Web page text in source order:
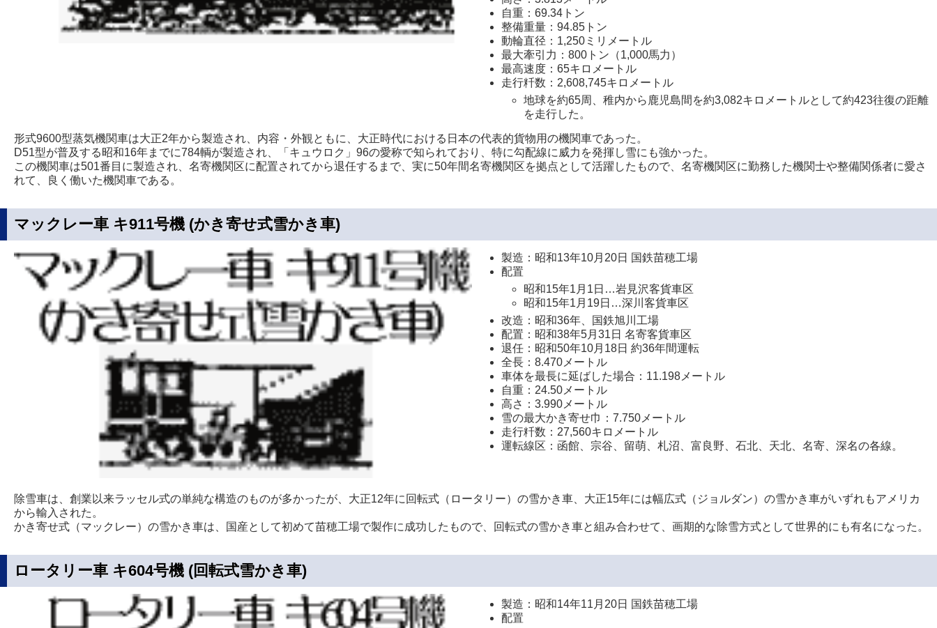
自重：69.34トン
整備重量：94.85トン
動輪直径：1,250ミリメートル
最大牽引力：800トン（1,000馬力）
最高速度：65キロメートル
走行粁数：2,608,745キロメートル
地球を約65周、稚内から鹿児島間を約3,082キロメートルとして約423往復の距離
を走行した。
形式9600型蒸気機関車は大正2年から製造され、内容・外観ともに、大正時代における日本の代表的貨物用の機関車であった。
D51型が普及する昭和16年までに784輌が製造され、「キュウロク」96の愛称で知られており、特に勾配線に威力を発揮し雪にも強かった。
この機関車は501番目に製造され、名寄機関区に配置されてから退任するまで、実に50年間名寄機関区を拠点として活躍したもので、名寄機関区に勤務した機関士や整備関係者に愛さ
れて、良く働いた機関車である。
マックレー車 キ911号機 (かき寄せ式雪かき車)
製造：昭和13年10月20日 国鉄苗穂工場
配置
昭和15年1月1日…岩見沢客貨車区
昭和15年1月19日…深川客貨車区
改造：昭和36年、国鉄旭川工場
配置：昭和38年5月31日 名寄客貨車区
退任：昭和50年10月18日 約36年間運転
全長：8.470メートル
車体を最長に延ばした場合：11.198メートル
自重：24.50メートル
高さ：3.990メートル
雪の最大かき寄せ巾：7.750メートル
走行粁数：27,560キロメートル
運転線区：函館、宗谷、留萌、札沼、富良野、石北、天北、名寄、深名の各線。
除雪車は、創業以来ラッセル式の単純な構造のものが多かったが、大正12年に回転式（ロータリー）の雪かき車、大正15年には幅広式（ジョルダン）の雪かき車がいずれもアメリカ
から輸入された。
かき寄せ式（マックレー）の雪かき車は、国産として初めて苗穂工場で製作に成功したもので、回転式の雪かき車と組み合わせて、画期的な除雪方式として世界的にも有名になった。
ロータリー車 キ604号機 (回転式雪かき車)
製造：昭和14年11月20日 国鉄苗穂工場
配置